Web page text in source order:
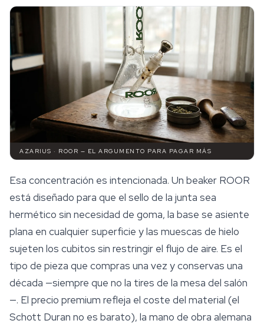
AZARIUS · ROOR — EL ARGUMENTO PARA PAGAR MÁS
Esa concentración es intencionada. Un beaker ROOR
está diseñado para que el sello de la junta sea
hermético sin necesidad de goma, la base se asiente
plana en cualquier superficie y las muescas de hielo
sujeten los cubitos sin restringir el flujo de aire. Es el
tipo de pieza que compras una vez y conservas una
década —siempre que no la tires de la mesa del salón
—. El precio premium refleja el coste del material (el
Schott Duran no es barato), la mano de obra alemana